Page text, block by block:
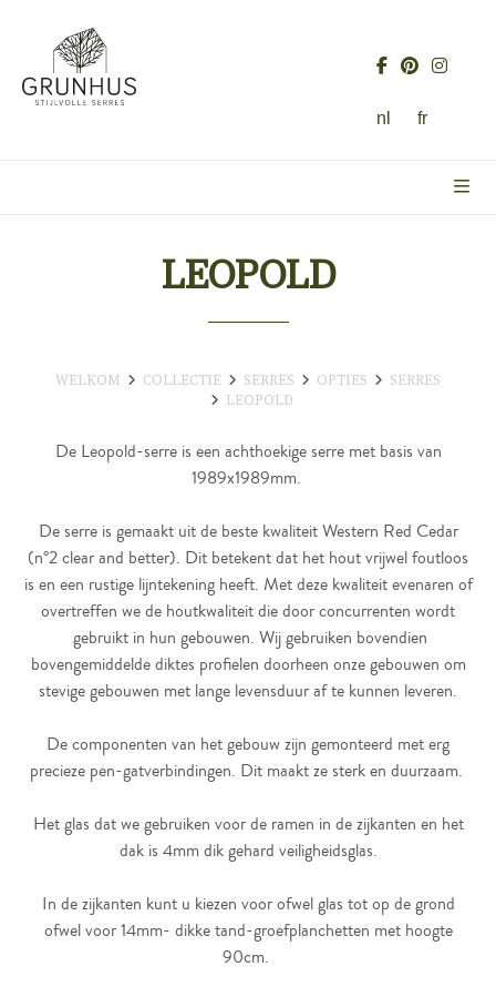
nl fr
LEOPOLD
WELKOM COLLECTIE SERRES OPTIES
SERRES
LEOPOLD
De Leopold-serre is een achthoekige serre met basis van
1989x1989mm.
De serre is gemaakt uit de beste kwaliteit Western Red Cedar
(n°2 clear and better). Dit betekent dat het hout vrijwel foutloos
is en een rustige lijntekening heeft. Met deze kwaliteit evenaren of
overtreffen we de houtkwaliteit die door concurrenten wordt
gebruikt in hun gebouwen. Wij gebruiken bovendien
bovengemiddelde diktes profielen doorheen onze gebouwen om
stevige gebouwen met lange levensduur af te kunnen leveren.
De componenten van het gebouw zijn gemonteerd met erg
precieze pen-gatverbindingen. Dit maakt ze sterk en duurzaam.
Het glas dat we gebruiken voor de ramen in de zijkanten en het
dak is 4mm dik gehard veiligheidsglas.
In de zijkanten kunt u kiezen voor ofwel glas tot op de grond
ofwel voor 14mm- dikke tand-groefplanchetten met hoogte
90cm.